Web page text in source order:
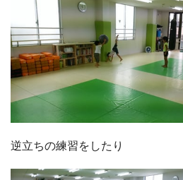
逆立ちの練習をしたり